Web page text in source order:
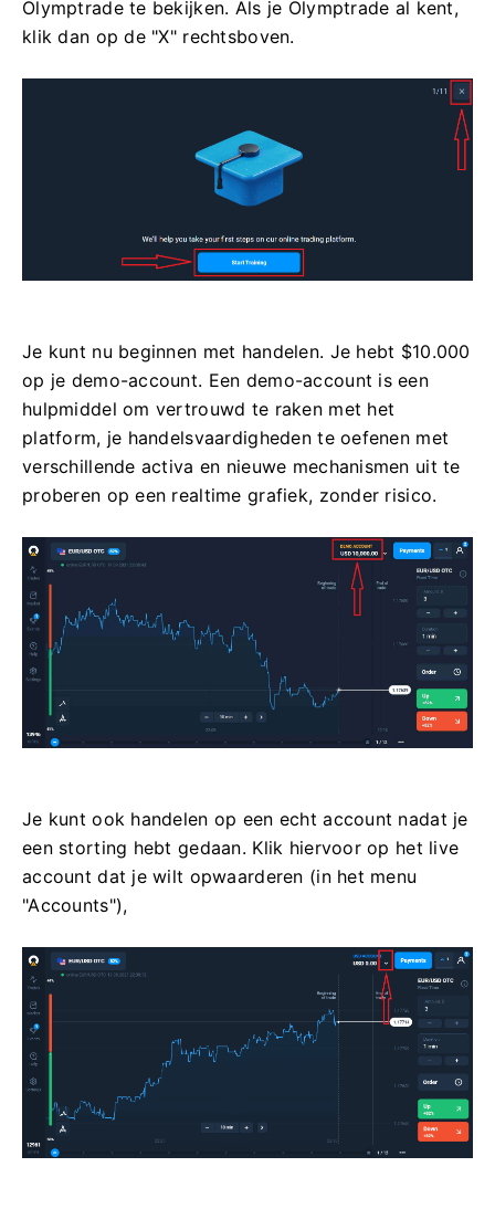
Olymptrade te bekijken. Als je Olymptrade al kent,
klik dan op de "X" rechtsboven.
Je kunt nu beginnen met handelen. Je hebt $10.000
op je demo-account. Een demo-account is een
hulpmiddel om vertrouwd te raken met het
platform, je handelsvaardigheden te oefenen met
verschillende activa en nieuwe mechanismen uit te
proberen op een realtime grafiek, zonder risico.
Je kunt ook handelen op een echt account nadat je
een storting hebt gedaan. Klik hiervoor op het live
account dat je wilt opwaarderen (in het menu
"Accounts"),